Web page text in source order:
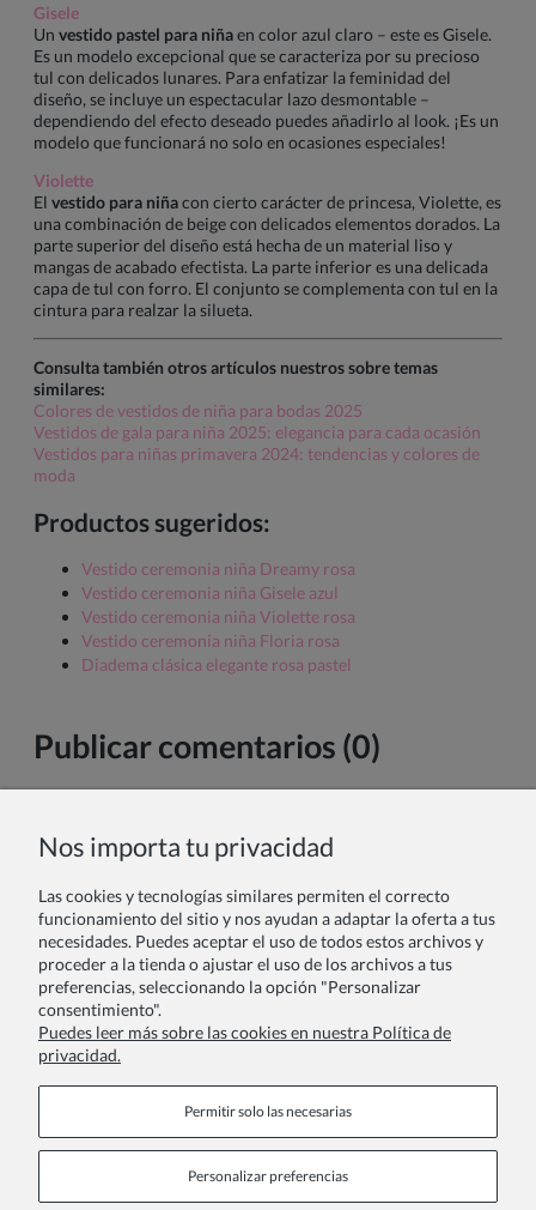
Gisele
Un vestido pastel para niñaen color azul claro – este es Gisele.
Es un modelo excepcional que se caracteriza por su precioso
tul con delicados lunares. Para enfatizar la feminidad del
diseño, se incluye un espectacular lazo desmontable –
dependiendo del efecto deseado puedes añadirlo al look. ¡Es un
modelo que funcionará no solo en ocasiones especiales!
Violette
El vestido para niñacon cierto carácter de princesa, Violette, es
una combinación de beige con delicados elementos dorados. La
parte superior del diseño está hecha de un material liso y
mangas de acabado efectista. La parte inferior es una delicada
capa de tul con forro. El conjunto se complementa con tul en la
cintura para realzar la silueta.
Consulta también otros artículos nuestros sobre temas
similares:
Colores de vestidos de niña para bodas 2025
Vestidos de gala para niña 2025: elegancia para cada ocasión
Vestidos para niñas primavera 2024: tendencias y colores de
moda
Productos sugeridos:
Vestido ceremonia niña Dreamy rosa
Vestido ceremonia niña Gisele azul
Vestido ceremonia niña Violette rosa
Vestido ceremonia niña Floria rosa
Diadema clásica elegante rosa pastel
Publicar comentarios (0)
Tu comentario:
Enviar
Nos importa tu privacidad
Las cookies y tecnologías similares permiten el correcto
funcionamiento del sitio y nos ayudan a adaptar la oferta a tus
necesidades. Puedes aceptar el uso de todos estos archivos y
proceder a la tienda o ajustar el uso de los archivos a tus
preferencias, seleccionando la opción "Personalizar
consentimiento".
Puedes leer más sobre las cookies en nuestra Política de
privacidad.
Permitir solo las necesarias
Personalizar preferencias